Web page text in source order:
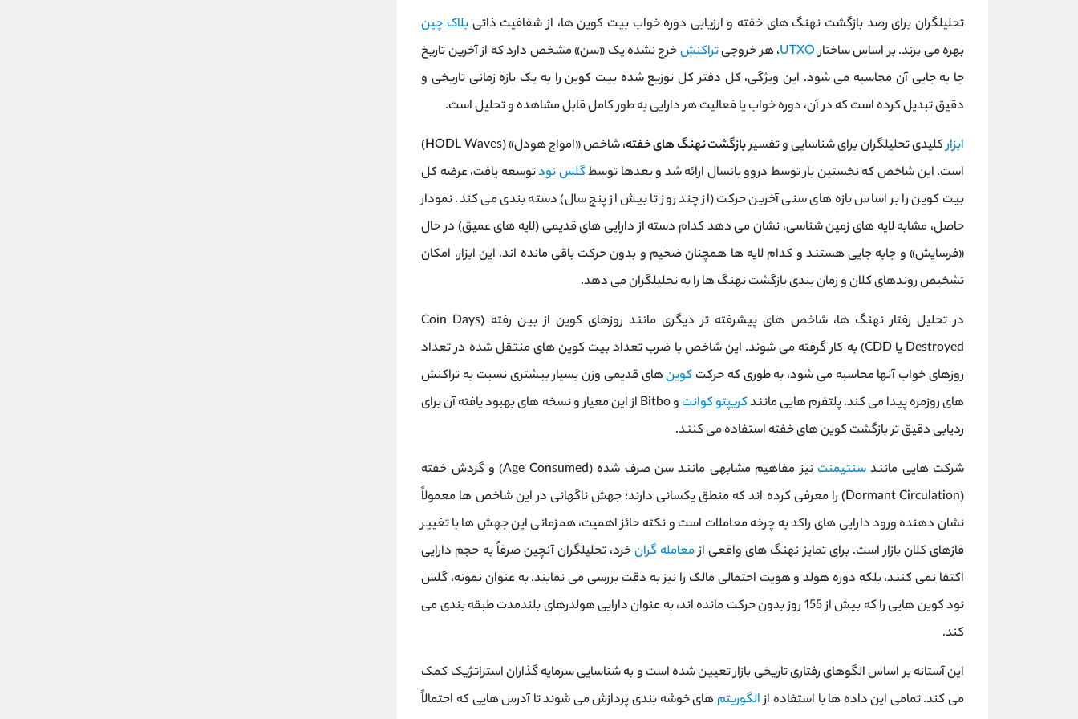
تحلیلگران برای رصد بازگشت نهنگ‌ های خفته و ارزیابی دوره خواب بیت ‌کوین ‌ها، از شفافیت ذاتی بلاک چین
بهره می ‌برند. بر اساس ساختارUTXO، هر خروجیتراکنشخرج ‌نشده یک «سن» مشخص دارد که از آخرین تاریخ
جا به‌ جایی آن محاسبه می ‌شود. این ویژگی، کل دفتر کل توزیع ‌شده بیت‌ کوین را به یک بازه زمانی تاریخی و
دقیق تبدیل کرده است که در آن، دوره خواب یا فعالیت هر دارایی به ‌طور کامل قابل مشاهده و تحلیل است.
ابزارکلیدی تحلیلگران برای شناسایی و تفسیربازگشت نهنگ‌ های خفته
، شاخص «امواج هودل» (HODL Waves)
است. این شاخص که نخستین بار توسط دروو بانسال ارائه شد و بعدها توسطگلس نودتوسعه یافت، عرضه کل
بیت‌ کوین را بر اساس بازه‌ های سنی آخرین حرکت (از چند روز تا بیش از پنج سال) دسته ‌بندی می کند. نمودار
حاصل، مشابه لایه‌ های زمین ‌شناسی، نشان می ‌دهد کدام دسته از دارایی ‌های قدیمی (لایه ‌های عمیق) در حال
«فرسایش» و جابه‌ جایی هستند و کدام لایه ‌ها همچنان ضخیم و بدون حرکت باقی مانده ‌اند. این ابزار، امکان
تشخیص روندهای کلان و زمان ‌بندی بازگشت نهنگ ‌ها را به تحلیلگران می ‌دهد.
در تحلیل رفتار نهنگ ‌ها، شاخص ‌های پیشرفته ‌تر دیگری مانند روزهای کوین از بین رفته (Coin Days
Destroyed یا CDD) به کار گرفته می‌ شوند. این شاخص با ضرب تعداد بیت ‌کوین ‌های منتقل ‌شده در تعداد
روزهای خواب آنها محاسبه می ‌شود، به طوری که حرکت کوین‌های قدیمی وزن بسیار بیشتری نسبت به تراکنش
‌های روزمره پیدا می ‌کند. پلتفرم ‌هایی مانندکریپتو کوانت
و Bitbo از این معیار و نسخه ‌های بهبود یافته آن برای
ردیابی دقیق ‌تر بازگشت کوین ‌های خفته استفاده می‌ کنند.
شرکت هایی مانندسنتیمنت
نیز مفاهیم مشابهی مانند سن صرف ‌شده (Age Consumed) و گردش خفته
(Dormant Circulation) را معرفی کرده ‌اند که منطق یکسانی دارند؛ جهش ناگهانی در این شاخص ‌ها معمولاً
نشان ‌دهنده ورود دارایی‌ های راکد به چرخه معاملات است و نکته حائز اهمیت، همزمانی این جهش ‌ها با تغییر
فازهای کلان بازار است. برای تمایز نهنگ‌ های واقعی ازمعامله‌ گرانخرد، تحلیلگران آنچین صرفاً به حجم دارایی
اکتفا نمی کنند، بلکه دوره هولد و هویت احتمالی مالک را نیز به دقت بررسی می‌ نمایند. به عنوان نمونه، گلس
نود کوین ‌هایی را که بیش از 155 روز بدون حرکت مانده ‌اند، به عنوان دارایی هولدرهای بلندمدت طبقه‌ بندی می‌
کند.
این آستانه بر اساس الگوهای رفتاری تاریخی بازار تعیین شده است و به شناسایی سرمایه‌ گذاران استراتژیک کمک
می کند. تمامی این داده‌ ها با استفاده ازالگوریتم‌ های خوشه ‌بندی پردازش می ‌شوند تا آدرس ‌هایی که احتمالاً